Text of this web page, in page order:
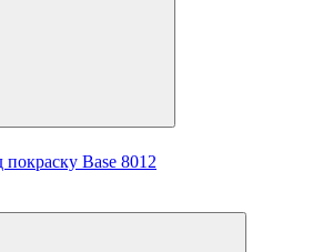
Base 8012